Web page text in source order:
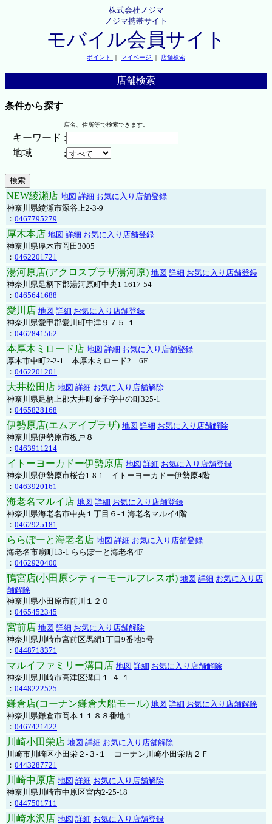
株式会社ノジマ
ノジマ携帯サイト
モバイル会員サイト
ポイント ｜ マイページ ｜ 店舗検索
店舗検索
条件から探す
店名、住所等で検索できます。
キーワード :
地域
:
NEW綾瀬店 地図 詳細 お気に入り店舗登録
神奈川県綾瀬市深谷上2-3-9
： 0467795279
厚木本店 地図 詳細 お気に入り店舗登録
神奈川県厚木市岡田3005
： 0462201721
湯河原店(アクロスプラザ湯河原) 地図 詳細 お気に入り店舗登録
神奈川県足柄下郡湯河原町中央1-1617-54
： 0465641688
愛川店 地図 詳細 お気に入り店舗登録
神奈川県愛甲郡愛川町中津９７５-１
： 0462841562
本厚木ミロード店 地図 詳細 お気に入り店舗登録
厚木市中町2-2-1 本厚木ミロード2 6F
： 0462201201
大井松田店 地図 詳細 お気に入り店舗解除
神奈川県足柄上郡大井町金子字中の町325-1
： 0465828168
伊勢原店(エムアイプラザ) 地図 詳細 お気に入り店舗解除
神奈川県伊勢原市板戸８
： 0463911214
イトーヨーカドー伊勢原店 地図 詳細 お気に入り店舗登録
神奈川県伊勢原市桜台1-8-1 イトーヨーカドー伊勢原4階
： 0463920161
海老名マルイ店 地図 詳細 お気に入り店舗登録
神奈川県海老名市中央１丁目６-１海老名マルイ4階
： 0462925181
ららぽーと海老名店 地図 詳細 お気に入り店舗登録
海老名市扇町13-1 ららぽーと海老名4F
： 0462920400
鴨宮店(小田原シティーモールフレスポ) 地図 詳細 お気に入り店
舗解除
神奈川県小田原市前川１２０
： 0465452345
宮前店 地図 詳細 お気に入り店舗解除
神奈川県川崎市宮前区馬絹1丁目9番地5号
： 0448718371
マルイファミリー溝口店 地図 詳細 お気に入り店舗解除
神奈川県川崎市高津区溝口１-４-１
： 0448222525
鎌倉店(コーナン鎌倉大船モール) 地図 詳細 お気に入り店舗解除
神奈川県鎌倉市岡本１１８８番地１
： 0467421422
川崎小田栄店 地図 詳細 お気に入り店舗解除
川崎市川崎区小田栄２‐３‐１ コーナン川崎小田栄店２Ｆ
： 0443287721
川崎中原店 地図 詳細 お気に入り店舗解除
神奈川県川崎市中原区宮内2-25-18
： 0447501711
川崎水沢店 地図 詳細 お気に入り店舗登録